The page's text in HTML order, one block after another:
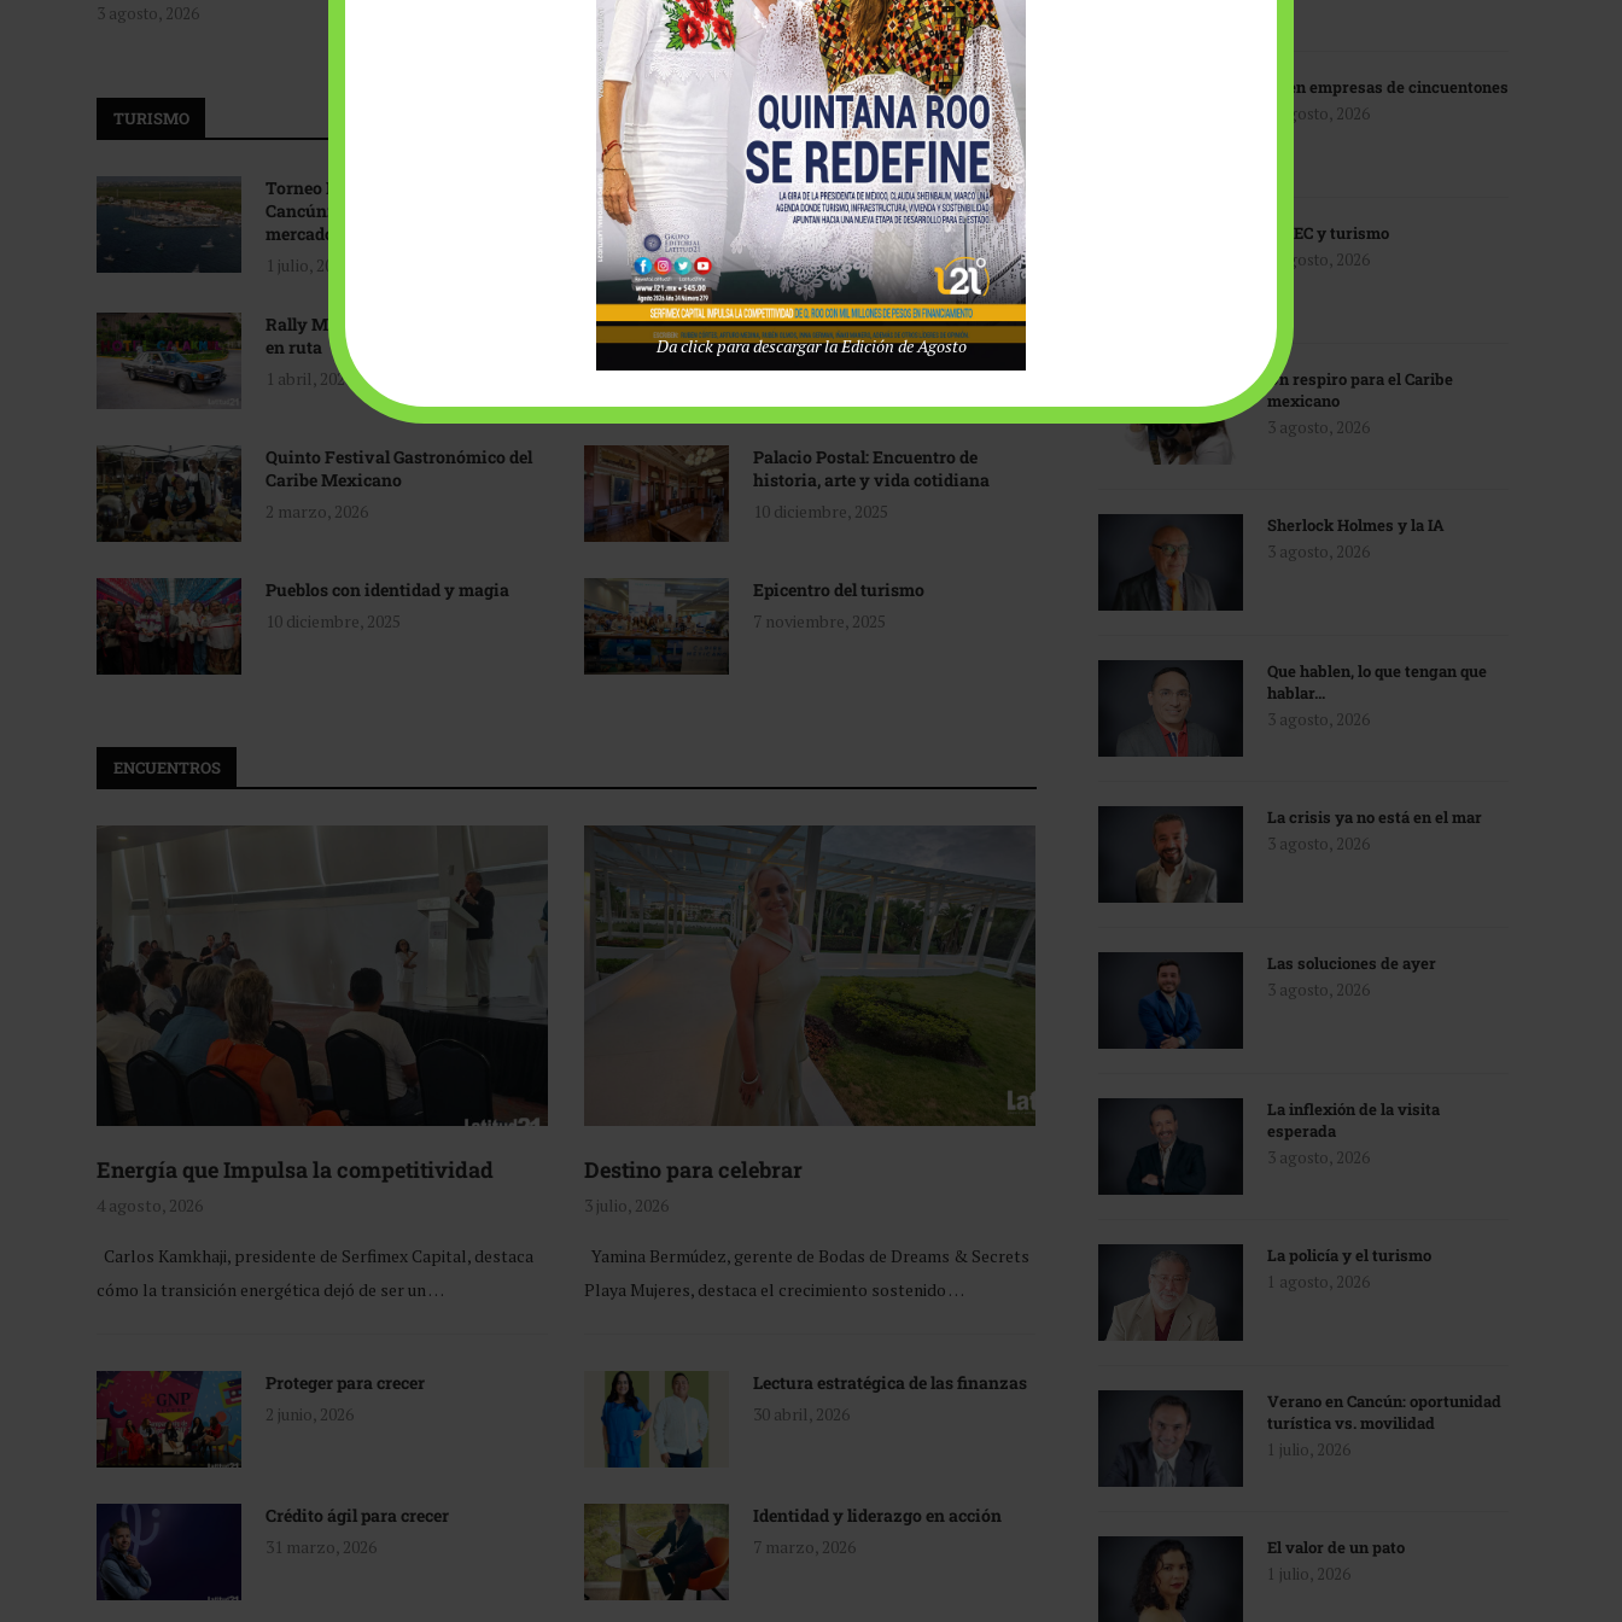
3 agosto, 2026
Tecnológico de Monterrey
3 agosto, 2026
TURISMO
Torneo Internacional de Pesca
Cancún: Navegando hacia nuevos
mercados
1 julio, 2026
Promoción turística con visión
1 abril, 2026
Rally Maya: Herencia automotriz
en ruta
1 abril, 2026
Industria global en
reconfiguración
31 marzo, 2026
Quinto Festival Gastronómico del
Caribe Mexicano
2 marzo, 2026
Palacio Postal: Encuentro de
historia, arte y vida cotidiana
10 diciembre, 2025
Pueblos con identidad y magia
10 diciembre, 2025
Epicentro del turismo
7 noviembre, 2025
ENCUENTROS
Energía que Impulsa la competitividad
4 agosto, 2026
Carlos Kamkhaji, presidente de Serfimex Capital, destaca
cómo la transición energética dejó de ser un …
Destino para celebrar
3 julio, 2026
Yamina Bermúdez, gerente de Bodas de Dreams & Secrets
Playa Mujeres, destaca el crecimiento sostenido …
Proteger para crecer
2 junio, 2026
Lectura estratégica de las finanzas
30 abril, 2026
Crédito ágil para crecer
31 marzo, 2026
Identidad y liderazgo en acción
7 marzo, 2026
IA en empresas de cincuentones
3 agosto, 2026
TMEC y turismo
3 agosto, 2026
Un respiro para el Caribe
mexicano
3 agosto, 2026
Sherlock Holmes y la IA
3 agosto, 2026
Que hablen, lo que tengan que
hablar…
3 agosto, 2026
La crisis ya no está en el mar
3 agosto, 2026
Las soluciones de ayer
3 agosto, 2026
La inflexión de la visita
esperada
3 agosto, 2026
La policía y el turismo
1 agosto, 2026
Verano en Cancún: oportunidad
turística vs. movilidad
1 julio, 2026
El valor de un pato
1 julio, 2026
Da click para descargar la Edición de Agosto